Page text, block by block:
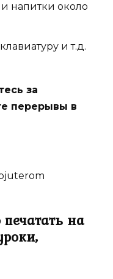
напитки около
и т.д.
за
перерывы в
на